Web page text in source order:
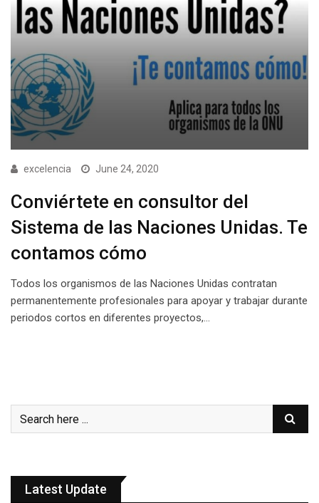
excelencia June 24, 2020
Conviértete en consultor del
Sistema de las Naciones Unidas. Te
contamos cómo
Todos los organismos de las Naciones Unidas contratan
permanentemente profesionales para apoyar y trabajar durante
periodos cortos en diferentes proyectos,…
Latest Update